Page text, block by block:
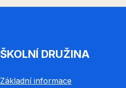
ŠKOLNÍ DRUŽINA
Základní informace